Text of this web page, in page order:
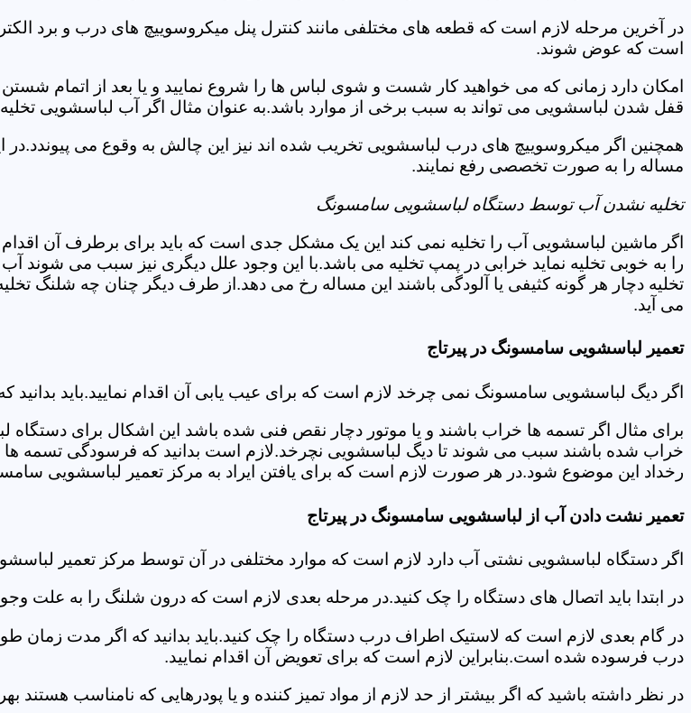
در آخرین مرحله لازم است که قطعه های مختلفی مانند کنترل پنل میکروسوییچ های درب و برد
است که عوض شوند.
امکان دارد زمانی که می خواهید کار شست و شوی لباس ها را شروع نمایید و یا بعد از اتمام
قفل شدن لباسشویی می تواند به سبب برخی از موارد باشد.به عنوان مثال اگر آب لباسشویی
همچنین اگر میکروسوییچ های درب لباسشویی تخریب شده اند نیز این چالش به وقوع می پیوندد.در
مساله را به صورت تخصصی رفع نمایند.
تخلیه نشدن آب توسط دستگاه لباسشویی سامسونگ
اگر ماشین لباسشویی آب را تخلیه نمی کند این یک مشکل جدی است که باید برای برطرف آن
را به خوبی تخلیه نماید خرابی در پمپ تخلیه می باشد.با این وجود علل دیگری نیز سبب می شوند
تخلیه دچار هر گونه کثیفی یا آلودگی باشند این مساله رخ می دهد.از طرف دیگر چنان چه شلنگ
می آید.
تعمیر لباسشویی سامسونگ در پیرتاج
اگر دیگ لباسشویی سامسونگ نمی چرخد لازم است که برای عیب یابی آن اقدام نمایید.باید
برای مثال اگر تسمه ها خراب باشند و یا موتور دچار نقص فنی شده باشد این اشکال برای
خراب شده باشند سبب می شوند تا دیگ لباسشویی نچرخد.لازم است بدانید که فرسودگی تسمه ها و
رخداد این موضوع شود.در هر صورت لازم است که برای یافتن ایراد به مرکز تعمیر لباسشویی
تعمیر نشت دادن آب از لباسشویی سامسونگ در پیرتاج
اگر دستگاه لباسشویی نشتی آب دارد لازم است که موارد مختلفی در آن توسط مرکز تعمیر
در ابتدا باید اتصال های دستگاه را چک کنید.در مرحله بعدی لازم است که درون شلنگ را به علت
در گام بعدی لازم است که لاستیک اطراف درب دستگاه را چک کنید.باید بدانید که اگر مدت زمان
درب فرسوده شده است.بنابراین لازم است که برای تعویض آن اقدام نمایید.
در نظر داشته باشید که اگر بیشتر از حد لازم از مواد تمیز کننده و یا پودرهایی که نامناسب